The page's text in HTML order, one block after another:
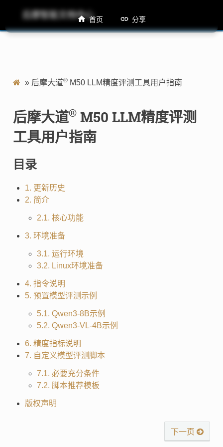
后摩智能文档中心M50 LLM精度评测工具用户指南
» 后摩大道®M50 LLM精度评测工具用户指南
后摩大道®M50 LLM精度评测
工具用户指南
目录
1. 更新历史
2. 简介
2.1. 核心功能
3. 环境准备
3.1. 运行环境
3.2. Linux环境准备
4. 指令说明
5. 预置模型评测示例
5.1. Qwen3-8B示例
5.2. Qwen3-VL-4B示例
6. 精度指标说明
7. 自定义模型评测脚本
7.1. 必要充分条件
7.2. 脚本推荐模板
版权声明
下一页
首页 分享